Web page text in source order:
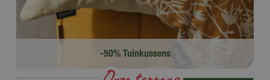
-50% Tuinkussens